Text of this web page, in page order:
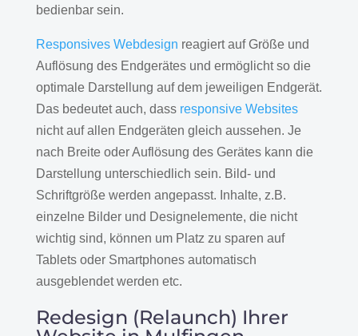
bedienbar sein.
Responsives Webdesign reagiert auf Größe und
Auflösung des Endgerätes und ermöglicht so die
optimale Darstellung auf dem jeweiligen Endgerät.
Das bedeutet auch, dass responsive Websites
nicht auf allen Endgeräten gleich aussehen. Je
nach Breite oder Auflösung des Gerätes kann die
Darstellung unterschiedlich sein. Bild- und
Schriftgröße werden angepasst. Inhalte, z.B.
einzelne Bilder und Designelemente, die nicht
wichtig sind, können um Platz zu sparen auf
Tablets oder Smartphones automatisch
ausgeblendet werden etc.
Redesign (Relaunch) Ihrer